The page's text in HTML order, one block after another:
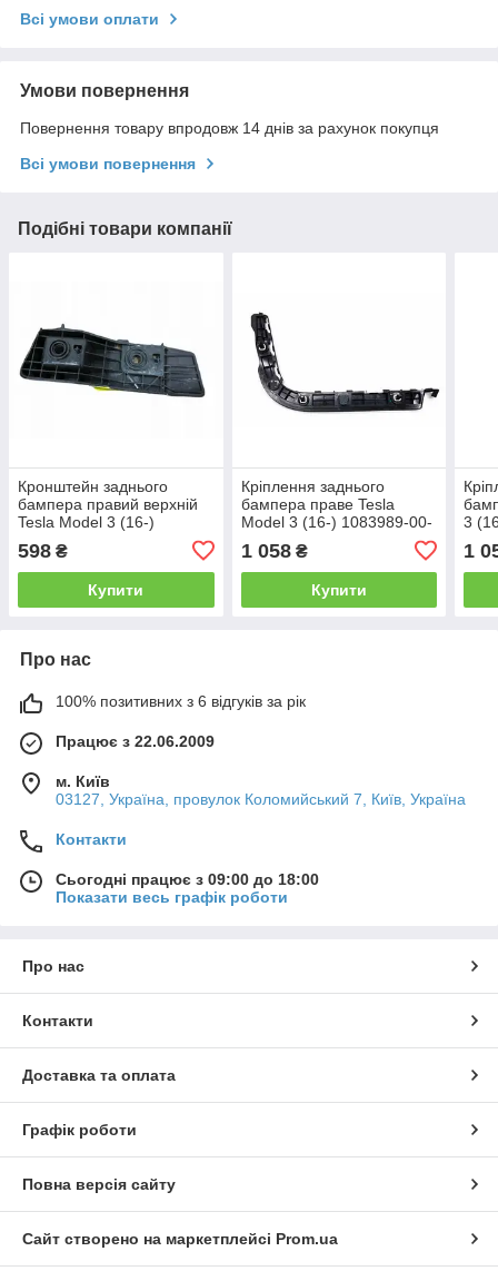
Всі умови оплати
Умови повернення
Повернення товару впродовж 14 днів за рахунок покупця
Всі умови повернення
Подібні товари компанії
Кронштейн заднього
бампера правий верхній
Tesla Model 3 (16-)
598 ₴
Купити
Кріплення заднього
бампера праве Tesla
Model 3 (16-) 1083989-00-
1 058₴
Купити
3
1
Про нас
100% позитивних з 6 відгуків за рік
Працює з 22.06.2009
м. Київ
03127, Україна, провулок Коломийський 7, Київ, Україна
Контакти
Сьогодні працює з 09:00 до 18:00
Показати весь графік роботи
Про нас
Контакти
Доставка та оплата
Графік роботи
Повна версія сайту
Сайт створено на маркетплейсі Prom.ua